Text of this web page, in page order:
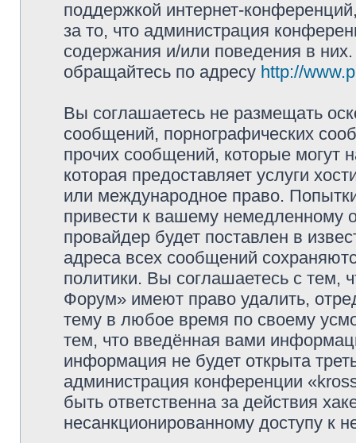
поддержкой интернет-
за то, что администрация
содержания и/или поведения в
обращайтесь по адресу http://
Вы соглашаетесь не размещать
сообщений, порнографических
прочих сообщений, которые могут
которая предоставляет услуги
или международное право.
привести к вашему немедленному
провайдер будет поставлен в
адреса всех сообщений
политики. Вы соглашаетесь с тем,
Форум» имеют право удалить,
тему в любое время по своему
тем, что введённая вами
информация не будет открыта
администрация конференции
быть ответственна за действия
несанкционированному доступу к